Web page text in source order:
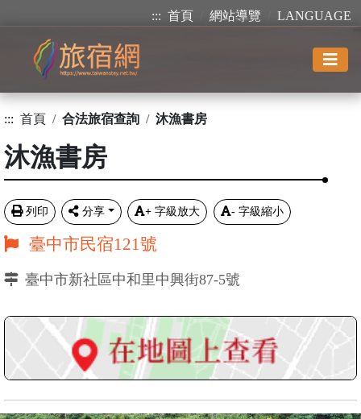
::: 首頁 網站導覽 LANGUAGE
::: 首頁 合法旅宿查詢 沐漁書房
沐漁書房
列印 分享 + 字級放大 - 字級縮小
臺中市民宿121號
臺中市新社區中和里中興街87-5號